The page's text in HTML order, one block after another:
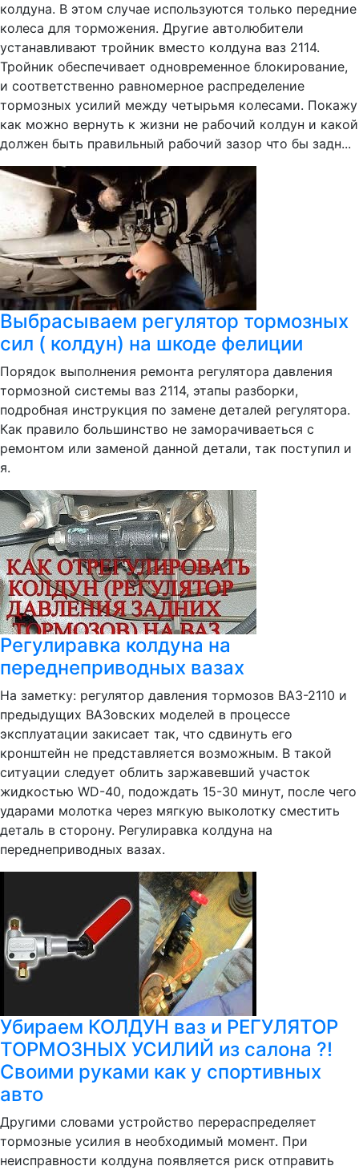
колдуна. В этом случае используются только передние
колеса для торможения. Другие автолюбители
устанавливают тройник вместо колдуна ваз 2114.
Тройник обеспечивает одновременное блокирование,
и соответственно равномерное распределение
тормозных усилий между четырьмя колесами. Покажу
как можно вернуть к жизни не рабочий колдун и какой
должен быть правильный рабочий зазор что бы задн...
Выбрасываем регулятор тормозных
сил ( колдун) на шкоде фелиции
Порядок выполнения ремонта регулятора давления
тормозной системы ваз 2114, этапы разборки,
подробная инструкция по замене деталей регулятора.
Как правило большинство не заморачиваеться с
ремонтом или заменой данной детали, так поступил и
я.
Регулиравка колдуна на
переднеприводных вазах
На заметку: регулятор давления тормозов ВАЗ-2110 и
предыдущих ВАЗовских моделей в процессе
эксплуатации закисает так, что сдвинуть его
кронштейн не представляется возможным. В такой
ситуации следует облить заржавевший участок
жидкостью WD-40, подождать 15-30 минут, после чего
ударами молотка через мягкую выколотку сместить
деталь в сторону. Регулиравка колдуна на
переднеприводных вазах.
Убираем КОЛДУН ваз и РЕГУЛЯТОР
ТОРМОЗНЫХ УСИЛИЙ из салона ?!
Своими руками как у спортивных
авто
Другими словами устройство перераспределяет
тормозные усилия в необходимый момент. При
неисправности колдуна появляется риск отправить